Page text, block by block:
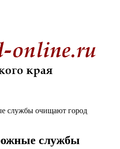
службы очищают город
службы